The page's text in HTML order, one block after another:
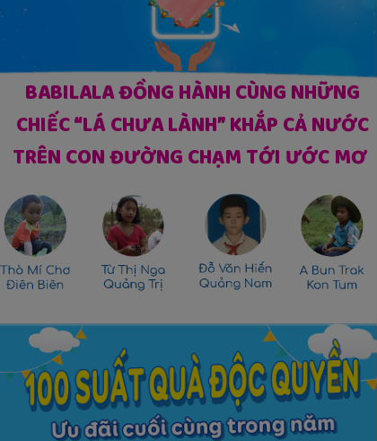
BABILALA ĐỒNG HÀNH CÙNG NHỮNG
CHIẾC “LÁ CHƯA LÀNH” KHẮP CẢ NƯỚC
TRÊN CON ĐƯỜNG CHẠM TỚI ƯỚC MƠ